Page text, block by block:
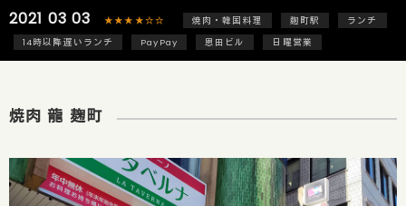
2021 03 03 ★★★★☆☆ 焼肉・韓国料理 麹町駅
ランチ
14時以降遅いランチ
PayPay 恩田ビル 日曜営業
焼肉 龍 麹町